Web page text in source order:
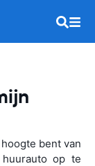
bent van
op te